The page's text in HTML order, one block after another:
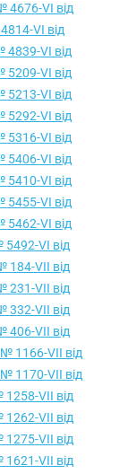
4676-VI від
VI від
4839-VI від
5209-VI від
5213-VI від
5292-VI від
5316-VI від
5406-VI від
5410-VI від
5455-VI від
5462-VI від
VI від
184-VII від
231-VII від
332-VII від
406-VII від
№ 1166-VII від
№ 1170-VII від
VII від
VII від
VII від
VII від